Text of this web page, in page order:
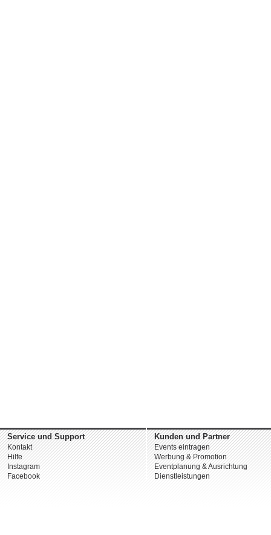
Service und Support
Kontakt
Hilfe
Instagram
Facebook
Kunden und Partner
Events eintragen
Werbung & Promotion
Eventplanung & Ausrichtung
Dienstleistungen